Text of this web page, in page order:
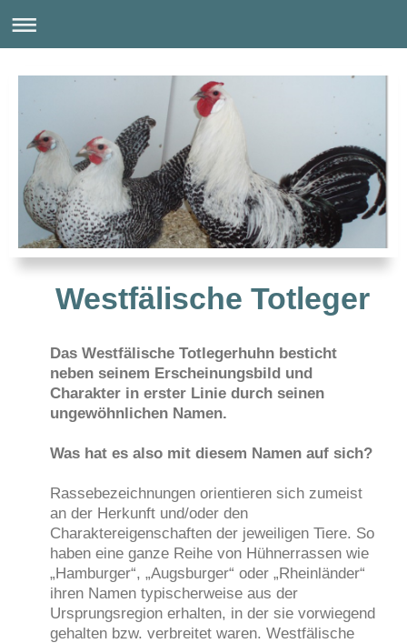
Westfälische Totleger
Das Westfälische Totlegerhuhn besticht
neben seinem Erscheinungsbild und
Charakter in erster Linie durch seinen
ungewöhnlichen Namen.
Was hat es also mit diesem Namen auf sich?
Rassebezeichnungen orientieren sich zumeist
an der Herkunft und/oder den
Charaktereigenschaften der jeweiligen Tiere. So
haben eine ganze Reihe von Hühnerrassen wie
„Hamburger“, „Augsburger“ oder „Rheinländer“
ihren Namen typischerweise aus der
Ursprungsregion erhalten, in der sie vorwiegend
gehalten bzw. verbreitet waren. Westfälische